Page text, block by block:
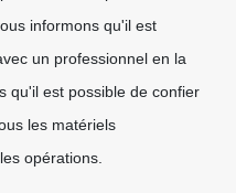
informons qu'il est
un professionnel en la
qu'il est possible de confier
les matériels
opérations.